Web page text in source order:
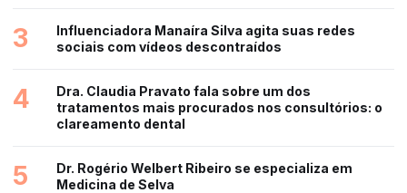
3
Influenciadora Manaíra Silva agita suas redes
sociais com vídeos descontraídos
4
Dra. Claudia Pravato fala sobre um dos
tratamentos mais procurados nos consultórios: o
clareamento dental
5
Dr. Rogério Welbert Ribeiro se especializa em
Medicina de Selva